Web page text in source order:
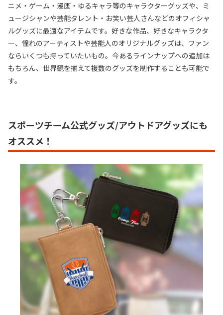
ニメ・ゲーム・漫画・ゆるキャラ等のキャラクターグッズや、ミ
ュージシャンや芸能タレント・お笑い芸人さんなどのオフィシャ
ルグッズに最適なアイテムです。好きな作品、好きなキャラクタ
ー、憧れのアーティストや芸能人のオリジナルグッズは、ファン
ならいくつも持っていたいもの。今あるラインナップへの追加は
もちろん、世界観を揃えて複数のグッズを制作することも可能で
す。
スポーツチーム公式グッズ/アウトドアグッズにも
オススメ！